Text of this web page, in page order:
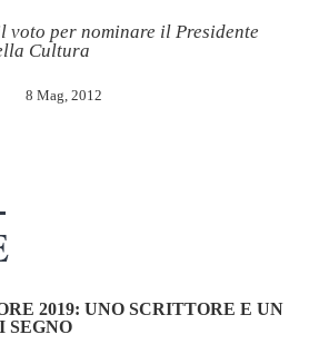
voto per nominare il Presidente
Cultura
8 Mag, 2012
2019: UNO SCRITTORE E UN
SEGNO